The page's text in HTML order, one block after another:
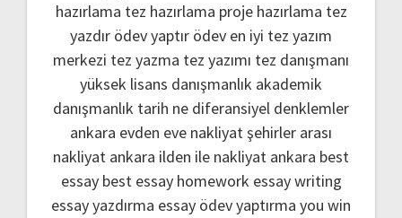
hazırlama tez hazırlama proje hazırlama tez
yazdır ödev yaptır ödev en iyi tez yazım
merkezi tez yazma tez yazımı tez danışmanı
yüksek lisans danışmanlık akademik
danışmanlık tarih ne diferansiyel denklemler
ankara evden eve nakliyatşehirler arası
nakliyat ankara ilden ile nakliyat ankara best
essay best essay homework essay writing
essay yazdırma essay ödev yaptırma you win